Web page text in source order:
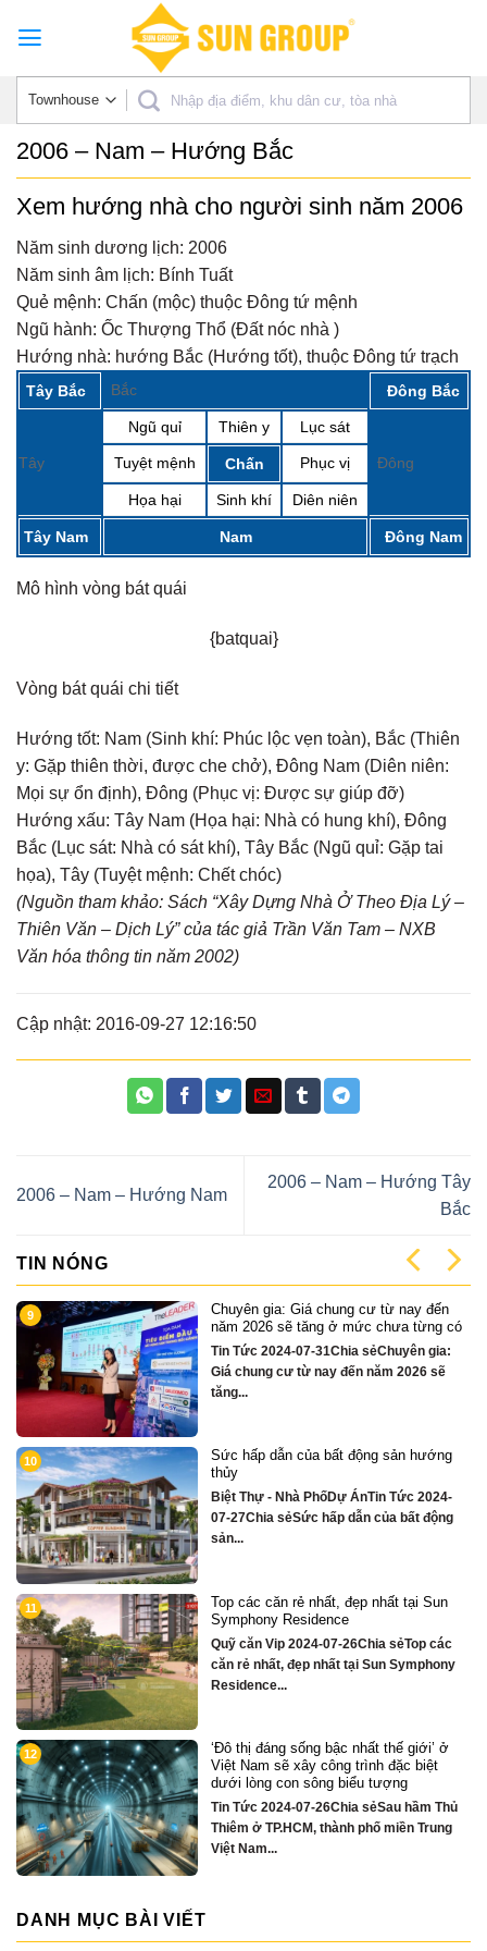
2006 – Nam – Hướng Bắc
Xem hướng nhà cho người sinh năm 2006
Năm sinh dương lịch: 2006
Năm sinh âm lịch: Bính Tuất
Quẻ mệnh: Chấn (mộc) thuộc Đông tứ mệnh
Ngũ hành: Ốc Thượng Thổ (Đất nóc nhà )
Hướng nhà: hướng Bắc (Hướng tốt), thuộc Đông tứ trạch
Tây Bắc Bắc Đông Bắc
Tây
Ngũ quỉ Thiên y Lục sát
Đông
Tuyệt mệnh Chấn Phục vị
Họa hại Sinh khí Diên niên
Tây Nam Nam Đông Nam
Mô hình vòng bát quái
{batquai}
Vòng bát quái chi tiết
Hướng tốt: Nam (Sinh khí: Phúc lộc vẹn toàn), Bắc (Thiên
y: Gặp thiên thời, được che chở), Đông Nam (Diên niên:
Mọi sự ổn định), Đông (Phục vị: Được sự giúp đỡ)
Hướng xấu: Tây Nam (Họa hại: Nhà có hung khí), Đông
Bắc (Lục sát: Nhà có sát khí), Tây Bắc (Ngũ quỉ: Gặp tai
họa), Tây (Tuyệt mệnh: Chết chóc)
(Nguồn tham khảo: Sách “Xây Dựng Nhà Ở Theo Địa Lý –
Thiên Văn – Dịch Lý” của tác giả Trần Văn Tam – NXB
Văn hóa thông tin năm 2002)
Cập nhật: 2016-09-27 12:16:50
2006 – Nam – Hướng Nam
2006 – Nam – Hướng Tây
Bắc
TIN NÓNG
1
Cặp Nhà phố sát sông Sonata 3 tầng
chỉ hơn 16 tỷ
Quỹ căn VipTin Tức 2024-12-13Chia
sẻCặp nhà phố 3 tầng sát sông Hàn Đà
Nẵng....
Chỉ hơn 16 tỷ – nhà phố 3 tầng bên
tỷ
Quỹ căn VipTin Tức 2024-09-05Chia sẻ
3
Biệt thự song lập mặt sông Hàn, trung
tâm Đà Nẵng ngay khán đài xem pháo
hoa DIFF
Quỹ căn VipTin Tức 2024-08-28Chia
sẻCHỈ DUY NHẤT 16 CĂN BIỆT THỰ 3
4
Nhà phố bên sông Hàn, ngay sát toà
căn hộ cao cấp S3 gần ngay mặt sông
Quỹ căn VipTin Tức 2024-08-28Chia
sẻNHÀ PHỐ BÊN SÔNG HÀN
TOWNHOUSE KINH DOANH THƯƠNG
MẠI...
đến
có
sẽ
các
ở
Thủ
DANH MỤC BÀI VIẾT